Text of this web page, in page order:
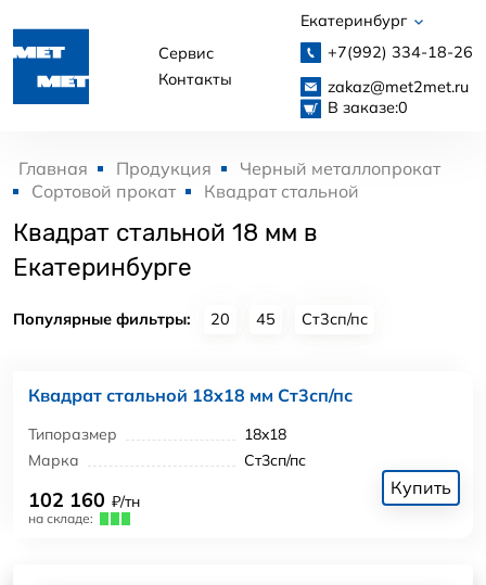
Сервис
Контакты
Екатеринбург
+7(992) 334-18-26
zakaz@met2met.ru
В заказе:0
Главная Продукция
Черный металлопрокат
Сортовой прокат
Квадрат стальной
Квадрат стальной 18 мм в
Екатеринбурге
Популярные фильтры: 20 45 Ст3сп/пс
Квадрат стальной 18x18 мм Ст3сп/пс
Типоразмер
18x18
Марка
Ст3сп/пс
102 160 ₽/тн
на складе:
Купить